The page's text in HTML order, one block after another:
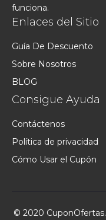
funciona.
Enlaces del Sitio
Guía De Descuento
Sobre Nosotros
BLOG
Consigue Ayuda
Contáctenos
Política de privacidad
Cómo Usar el Cupón
© 2020